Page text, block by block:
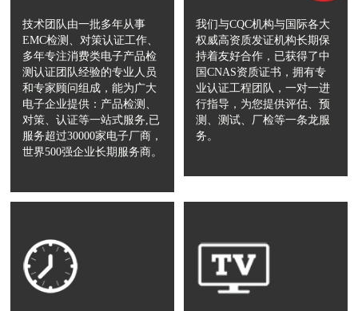
技术团队由一批多年从事
EMC检测、对策认证工作、
多年专注消费类电子产品检
测认证团队经验的专业人员
和专家顾问组成，能为广大
电子企业提供：产品检测、
对策、认证等一站式服务,已
服务超过30000家电子厂商，
世界500强企业长期服务商。
我们与CQC机构与国际各大
权威高资质发证机构长期保
持着友好合作，已获得了中
国CNAS资质证书，拥有专
业认证工程团队，一对一进
行指导，为您提供评估、预
测、测试、厂检等一条龙服
务。